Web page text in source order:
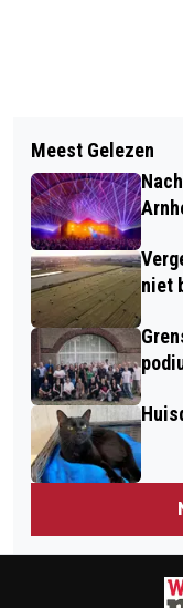
PIETS
LIANDER WIL
Meest Gelezen
niet